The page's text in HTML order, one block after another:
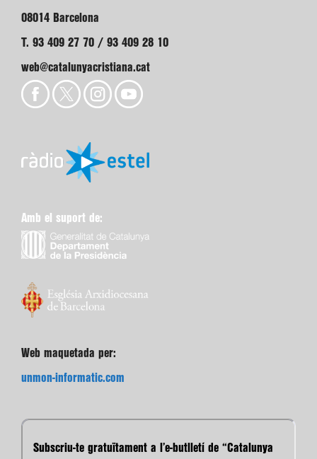
08014 Barcelona
T. 93 409 27 70 / 93 409 28 10
web@catalunyacristiana.cat
Amb el suport de:
Web maquetada per:
unmon-informatic.com
Subscriu-te gratuïtament a l’e-butlletí de “Catalunya